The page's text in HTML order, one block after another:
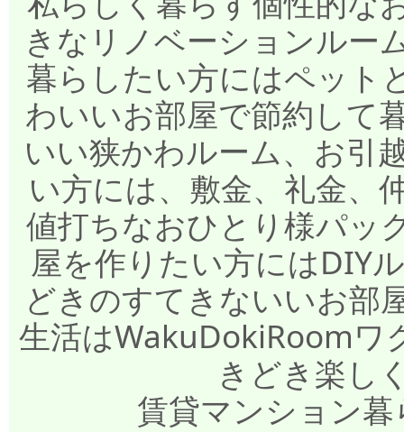
きなリノベーションルー
暮らしたい方にはペット
わいいお部屋で節約して
いい狭かわルーム、お引
い方には、敷金、礼金、
値打ちなおひとり様パッ
屋を作りたい方にはDIY
どきのすてきないいお部
生活はWakuDokiRoomワ
きどき楽し
賃貸マンション